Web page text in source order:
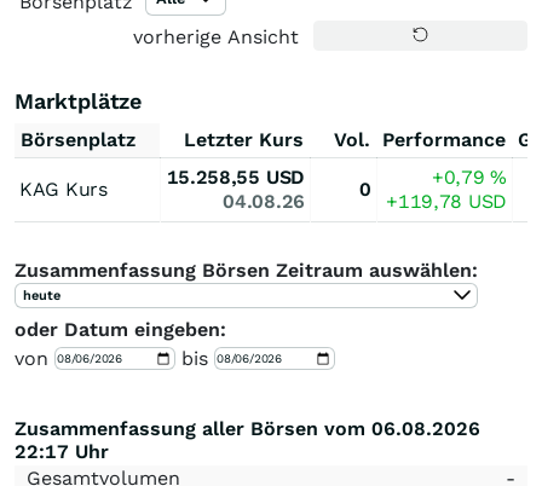
vorherige Ansicht
Marktplätze
Börsenplatz Letzter Kurs Vol. Performance
KAG Kurs
15.258,55 USD
04.08.26
0
+0,79%
+119,78 USD
Zusammenfassung Börsen Zeitraum auswählen:
heute
oder Datum eingeben:
von
bis
Zusammenfassung aller Börsen vom 06.08.2026
22:17 Uhr
Gesamtvolumen
-